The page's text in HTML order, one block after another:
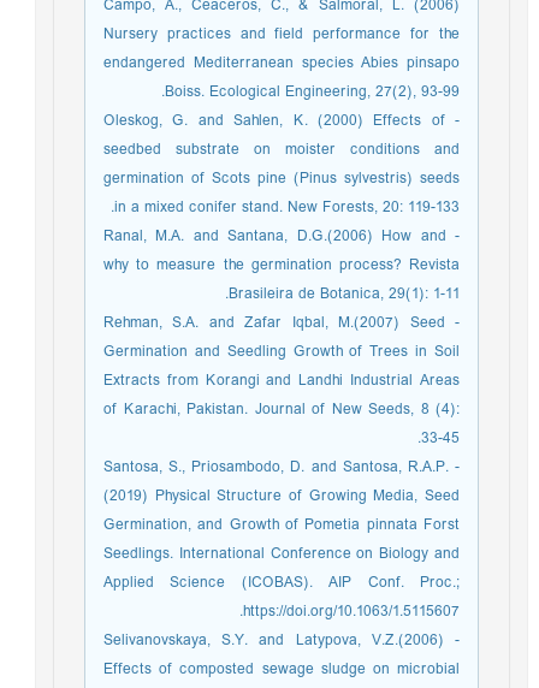
Campo, A., Ceaceros, C., & Salmoral, L. (2006)
Nursery practices and field performance for the
endangered Mediterranean species Abies pinsapo
Boiss. Ecological Engineering, 27(2), 93-99.‏
- Oleskog, G. and Sahlen, K. (2000) Effects of
seedbed substrate on moister conditions and
germination of Scots pine (Pinus sylvestris) seeds
in a mixed conifer stand. New Forests, 20: 119-133.
- Ranal, M.A. and Santana, D.G.(2006) How and
why to measure the germination process? Revista
Brasileira de Botanica, 29(1): 1-11.
- Rehman, S.A. and Zafar Iqbal, M.(2007) Seed
Germination and Seedling Growth of Trees in Soil
Extracts from Korangi and Landhi Industrial Areas
of Karachi, Pakistan. Journal of New Seeds, 8 (4):
33-45.
- Santosa, S., Priosambodo, D. and Santosa, R.A.P.
(2019) Physical Structure of Growing Media, Seed
Germination, and Growth of Pometia pinnata Forst
Seedlings. International Conference on Biology and
Applied Science (ICOBAS). AIP Conf. Proc.;
https://doi.org/10.1063/1.5115607.
- Selivanovskaya, S.Y. and Latypova, V.Z.(2006)
Effects of composted sewage sludge on microbial